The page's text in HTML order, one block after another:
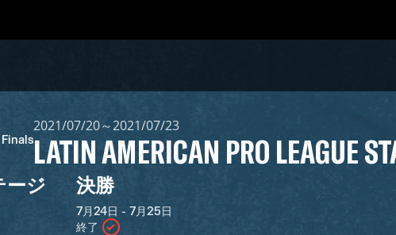
2021/07/20～2021/07/23
LATIN AMERICAN PRO LEAGUE
ージ 決勝
7月24日 - 7月25日
終了